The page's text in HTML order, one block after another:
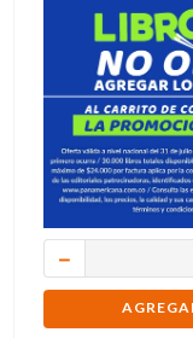
－